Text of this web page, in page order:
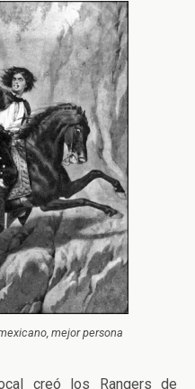
mejor persona
creó los Rangers de